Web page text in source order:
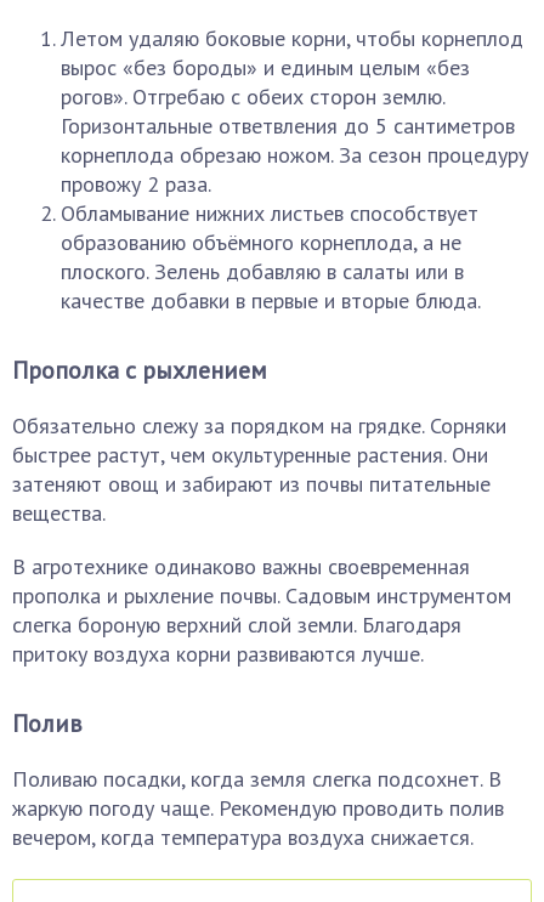
Летом удаляю боковые корни, чтобы корнеплод
вырос «без бороды» и единым целым «без
рогов». Отгребаю с обеих сторон землю.
Горизонтальные ответвления до 5 сантиметров
корнеплода обрезаю ножом. За сезон процедуру
провожу 2 раза.
Обламывание нижних листьев способствует
образованию объёмного корнеплода, а не
плоского. Зелень добавляю в салаты или в
качестве добавки в первые и вторые блюда.
Прополка с рыхлением
Обязательно слежу за порядком на грядке. Сорняки
быстрее растут, чем окультуренные растения. Они
затеняют овощ и забирают из почвы питательные
вещества.
В агротехнике одинаково важны своевременная
прополка и рыхление почвы. Садовым инструментом
слегка бороную верхний слой земли. Благодаря
притоку воздуха корни развиваются лучше.
Полив
Поливаю посадки, когда земля слегка подсохнет. В
жаркую погоду чаще. Рекомендую проводить полив
вечером, когда температура воздуха снижается.